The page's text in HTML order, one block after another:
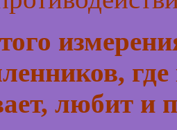
где
любит и